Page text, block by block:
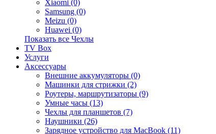
Xiaomi (0)
Samsung (0)
Meizu (0)
Huawei (0)
Показать все Чехлы
TV Box
Услуги
Аксессуары
Внешние аккумуляторы (0)
Машинки для стрижки (2)
Роутеры, маршрутизаторы (9)
Умные часы (13)
Чехлы для планшетов (7)
Наушники (26)
Зарядное устройство для MacBook (11)